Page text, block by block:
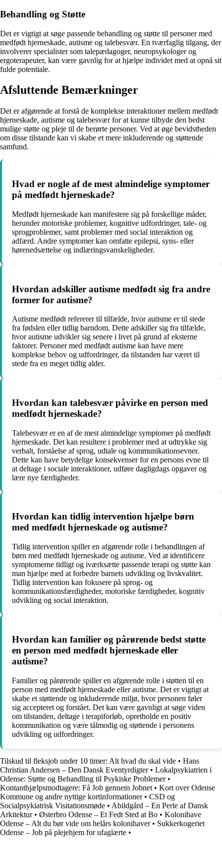
Behandling og Støtte
Det er vigtigt at søge passende behandling og støtte til personer med
medfødt hjerneskade, autisme og talebesvær. En tværfaglig tilgang, der
involverer specialister som talepædagoger, neuropsykologer og
ergoterapeuter, kan være gavnlig for at hjælpe individet med at opnå sit
fulde potentiale.
Afsluttende Bemærkninger
Det er afgørende at forstå de komplekse interaktioner mellem medfødt
hjerneskade, autisme og talebesvær for at kunne tilbyde den bedst
mulige støtte og pleje til de berørte personer. Ved at øge bevidstheden
om disse tilstande kan vi skabe et mere inkluderende og støttende
samfund.
Hvad er nogle af de mest almindelige symptomer
på medfødt hjerneskade?
Medfødt hjerneskade kan manifestere sig på forskellige måder,
herunder motoriske problemer, kognitive udfordringer, tale- og
sprogproblemer, samt problemer med social interaktion og
adfærd. Andre symptomer kan omfatte epilepsi, syns- eller
hørenedsættelse og indlæringsvanskeligheder.
Hvordan adskiller autisme medfødt sig fra andre
former for autisme?
Autisme medfødt refererer til tilfælde, hvor autisme er til stede
fra fødslen eller tidlig barndom. Dette adskiller sig fra tilfælde,
hvor autisme udvikler sig senere i livet på grund af eksterne
faktorer. Personer med medfødt autisme kan have mere
komplekse behov og udfordringer, da tilstanden har været til
stede fra en meget tidlig alder.
Hvordan kan talebesvær påvirke en person med
medfødt hjerneskade?
Talebesvær er en af de mest almindelige symptomer på medfødt
hjerneskade. Det kan resultere i problemer med at udtrykke sig
verbalt, forståelse af sprog, udtale og kommunikationsevner.
Dette kan have betydelige konsekvenser for en persons evne til
at deltage i sociale interaktioner, udføre dagligdags opgaver og
lære nye færdigheder.
Hvordan kan tidlig intervention hjælpe børn
med medfødt hjerneskade og autisme?
Tidlig intervention spiller en afgørende rolle i behandlingen af
børn med medfødt hjerneskade og autisme. Ved at identificere
symptomerne tidligt og iværksætte passende terapi og støtte kan
man hjælpe med at forbedre barnets udvikling og livskvalitet.
Tidlig intervention kan fokusere på sprog- og
kommunikationsfærdigheder, motoriske færdigheder, kognitiv
udvikling og social interaktion.
Hvordan kan familier og pårørende bedst støtte
en person med medfødt hjerneskade eller
autisme?
Familier og pårørende spiller en afgørende rolle i støtten til en
person med medfødt hjerneskade eller autisme. Det er vigtigt at
skabe et støttende og inkluderende miljø, hvor personen føler
sig accepteret og forstået. Det kan være gavnligt at søge viden
om tilstanden, deltage i terapiforløb, opretholde en positiv
kommunikation og være tålmodig og støttende i personens
udvikling og udfordringer.
Tilskud til fleksjob under 10 timer: Alt hvad du skal vide • Hans
Christian Andersen – Den Dansk Eventyrdigter• Lokalpsykiatrien i
Odense: Støtte og Behandling til Psykiske Problemer•
Kontanthjælpsmodtagere: Få Job gennem Jobnet • Kort over Odense
Kommune og andre nyttige kortinformationer• CSD og
Socialpsykiatrisk Visitationsmøde • Abildgård – En Perle af Dansk
Arkitektur• Østerbro Odense – Et Fedt Sted at Bo • Kolonihave
Odense – Alt du bør vide om helårs kolonihaver• Sukkerkogeriet
Odense – Job på plejehjem for ufaglærte •